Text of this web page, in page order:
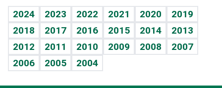
Vida y familia
Eñe
Celebrando la vida
Sin complejos
TBT Deportivo
Guía del dinero
Horóscopos
Crucigramas
2024 2023 2022 2021 2020
2019
2018
2017 2016 2015 2014
2013
2012
2011 2010 2009 2008
2007
2006
2005 2004